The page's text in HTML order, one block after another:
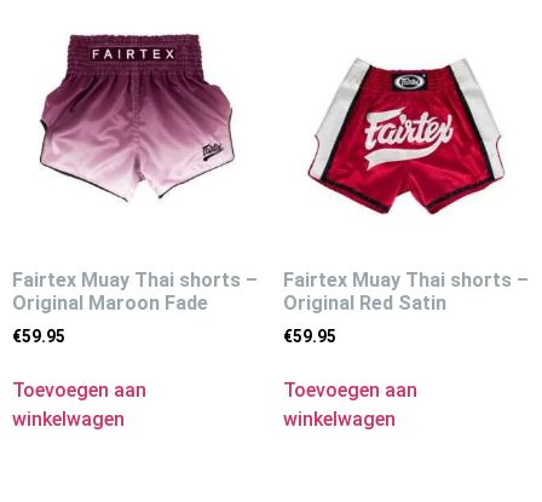
Fairtex Muay Thai shorts –
Original Maroon Fade
€59.95
Toevoegen aan
winkelwagen
Fairtex Muay Thai shorts –
Original Red Satin
€59.95
Toevoegen aan
winkelwagen